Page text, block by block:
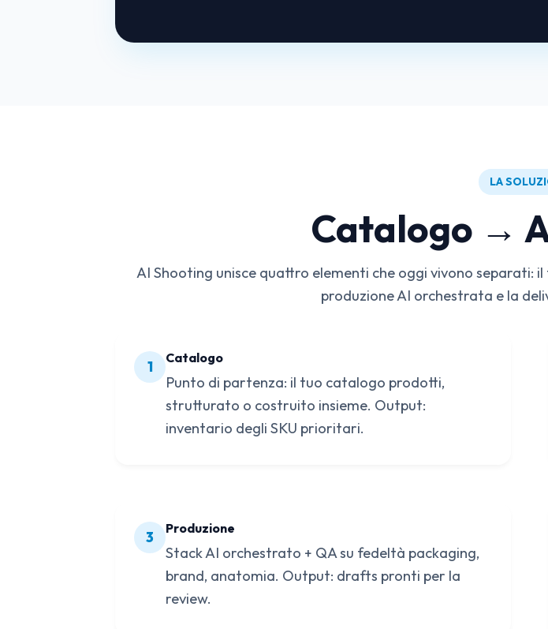
LA
Catalogo →
AI Shooting unisce quattro elementi che oggi vivono separati:
produzione AI orchestrata e la
1 Catalogo
Punto di partenza: il tuo catalogo prodotti,
strutturato o costruito insieme. Output:
inventario degli SKU prioritari.
3 Produzione
Stack AI orchestrato + QA su fedeltà packaging,
brand, anatomia. Output: drafts pronti per la
review.